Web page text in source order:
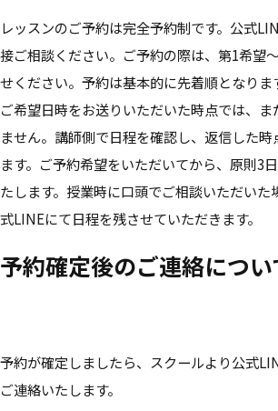
レッスンのご予約は完全予約制です。公式
接ご相談ください。ご予約の際は、第1希望
せください。予約は基本的に先着順となりま
ご希望日時をお送りいただいた時点では、ま
ません。講師側で日程を確認し、返信した時
ます。ご予約希望をいただいてから、原則3
たします。授業時に口頭でご相談いただい
式LINEにて日程を残させていただきます。
予約確定後のご連絡につい
予約が確定しましたら、スクールより公式
ご連絡いたします。